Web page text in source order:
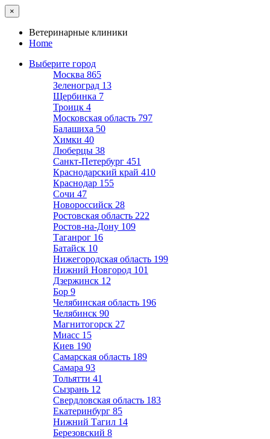
×
Ветеринарные клиники
Home
Выберите город
Москва 865
Зеленоград 13
Щербинка 7
Троицк 4
Московская область 797
Балашиха 50
Химки 40
Люберцы 38
Санкт-Петербург 451
Краснодарский край 410
Краснодар 155
Сочи 47
Новороссийск 28
Ростовская область 222
Ростов-на-Дону 109
Таганрог 16
Батайск 10
Нижегородская область 199
Нижний Новгород 101
Дзержинск 12
Бор 9
Челябинская область 196
Челябинск 90
Магнитогорск 27
Миасс 15
Киев 190
Самарская область 189
Самара 93
Тольятти 41
Сызрань 12
Свердловская область 183
Екатеринбург 85
Нижний Тагил 14
Березовский 8